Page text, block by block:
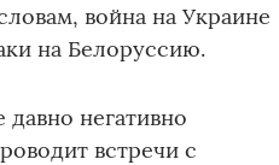
война на Украине
на Белоруссию.
негативно
встречи с